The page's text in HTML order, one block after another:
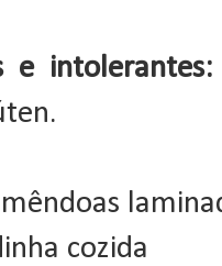
e intolerantes:
cozida